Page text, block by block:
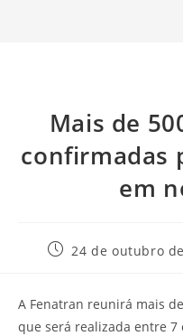
Mais de
confirmadas
em
24 de outubro
A Fenatran reunirá mais
que será realizada entre 7